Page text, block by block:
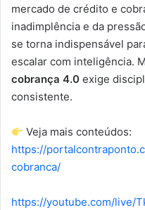
mercado de crédito e
inadimplência e da
se torna indispensável
escalar com inteligência.
cobrança 4.0 exige
consistente.
Veja mais conteúdos:
https://
cobranca/
https://youtube.com/live/